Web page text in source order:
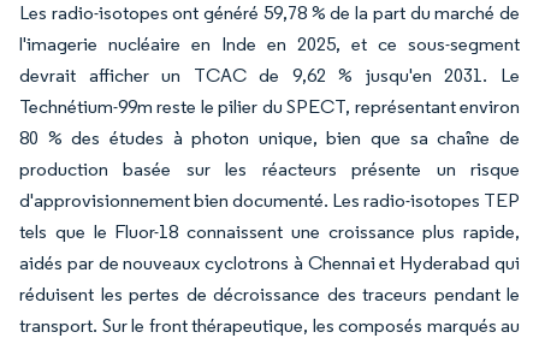
Les radio-isotopes ont généré 59,78 % de la part du marché de
l'imagerie nucléaire en Inde en 2025, et ce sous-segment
devrait afficher un TCAC de 9,62 % jusqu'en 2031. Le
Technétium-99m reste le pilier du SPECT, représentant environ
80 % des études à photon unique, bien que sa chaîne de
production basée sur les réacteurs présente un risque
d'approvisionnement bien documenté. Les radio-isotopes TEP
tels que le Fluor-18 connaissent une croissance plus rapide,
aidés par de nouveaux cyclotrons à Chennai et Hyderabad qui
réduisent les pertes de décroissance des traceurs pendant le
transport. Sur le front thérapeutique, les composés marqués au